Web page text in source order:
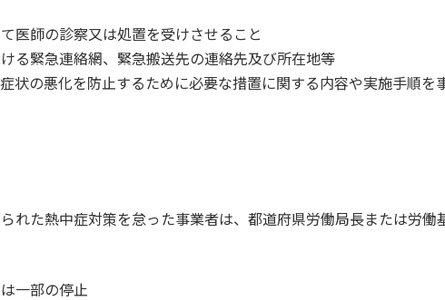
医師の診察又は処置を受けさせること
る緊急連絡網、緊急搬送先の連絡先及び所在地等
状の悪化を防止するために必要な措置に関する内容や実施手順
れた熱中症対策を怠った事業者は、都道府県労働局長または労
一部の停止